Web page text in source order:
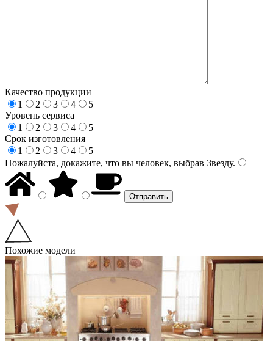
Качество продукции
1
2 3 4
5
Уровень сервиса
1
2 3 4
5
Срок изготовления
1
2 3 4
5
Пожалуйста, докажите, что вы человек, выбрав Звезду.
Похожие модели